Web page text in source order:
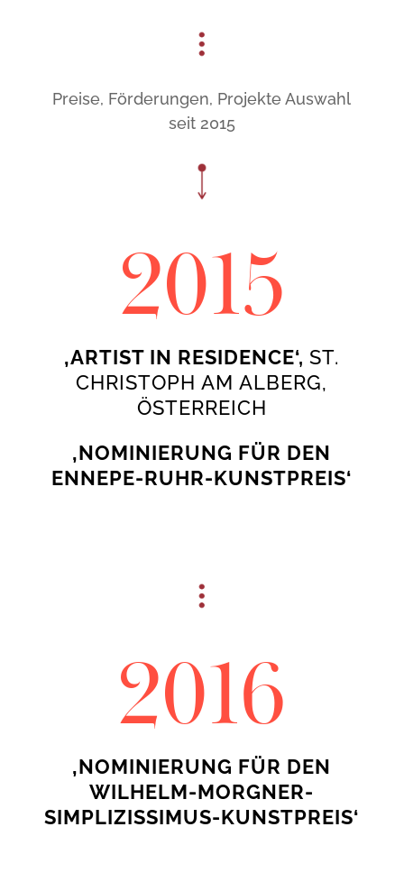
Preise, Förderungen, Projekte Auswahl
seit 2015
2015
‚ARTIST IN RESIDENCE‘,ST.
CHRISTOPH AM ALBERG,
ÖSTERREICH
‚NOMINIERUNG FÜR DEN
ENNEPE-RUHR-KUNSTPREIS‘
2016
‚NOMINIERUNG FÜR DEN
WILHELM-MORGNER-
SIMPLIZISSIMUS-KUNSTPREIS‘